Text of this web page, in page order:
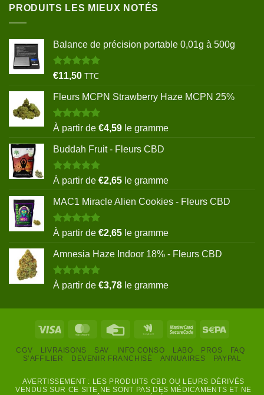
PRODUITS LES MIEUX NOTÉS
Balance de précision portable 0,01g à 500g
Note5.00
€11,50 TTC
Fleurs MCPN Strawberry Haze MCPN 25%
Note5.00
sur 5
À partir de €4,59 le gramme
Buddah Fruit - Fleurs CBD
Note5.00
sur 5
À partir de €2,65 le gramme
MAC1 Miracle Alien Cookies - Fleurs CBD
Note5.00
sur 5
À partir de €2,65 le gramme
Amnesia Haze Indoor 18% - Fleurs CBD
Note5.00
sur 5
À partir de €3,78 le gramme
Visa MasterCardCredit
Google
MasterCard
CGV LIVRAISONS SAV INFO CONSO LABO PROS
FAQ
S’AFFILIER
DEVENIR FRANCHISÉ ANNUAIRES PAYPAL
AVERTISSEMENT : LES PRODUITS CBD OU LEURS DÉRIVÉS
VENDUS SUR CE SITE NE SONT PAS DES MÉDICAMENTS ET NE